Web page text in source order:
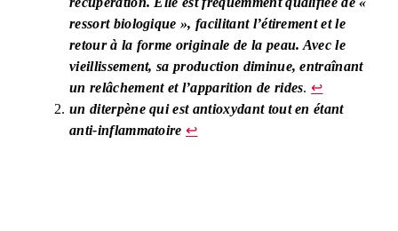
ressort biologique », facilitant l’étirement et le
retour à la forme originale de la peau. Avec le
vieillissement, sa production diminue, entraînant
un relâchement et l’apparition de rides.↩︎
un diterpène qui est antioxydant tout en étant
anti-inflammatoire ↩︎